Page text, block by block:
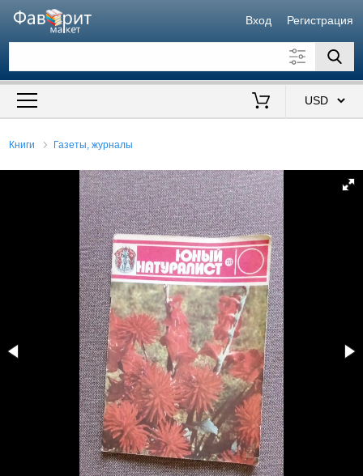
Вход Регистрация
Искать также в описании
Книги Газеты, журналы